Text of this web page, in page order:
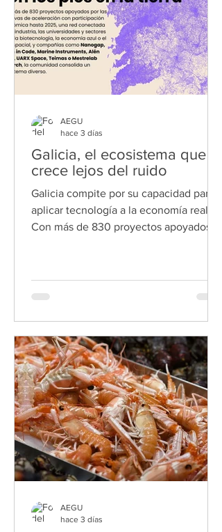
de nueva capacidad de generación
eólica al sistema eléctrico panameño,
indicó un c
Galicia, el ecosistema que
crece lejos del ruido
Galicia compite por su capacidad para
aplicar tecnología a la economía real.
Con más de 830 proyectos apoyados
universidades y sectores como la
Nanogap, Health in Code, Marine
Instruments, Alén Space, UARX Space,
Teimas o Mestrelab Research, la
comunidad consolida un ecosistema
diverso desde el
AEGU
hace 3 días
AEGU
hace 3 días